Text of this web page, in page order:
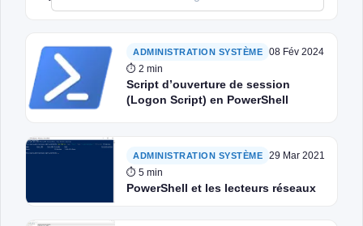
ADMINISTRATION SYSTÈME
08 Fév 2024
⏱ 2 min
Script d’ouverture de session
(Logon Script) en PowerShell
ADMINISTRATION SYSTÈME
29 Mar 2021
⏱ 5 min
PowerShell et les lecteurs réseaux